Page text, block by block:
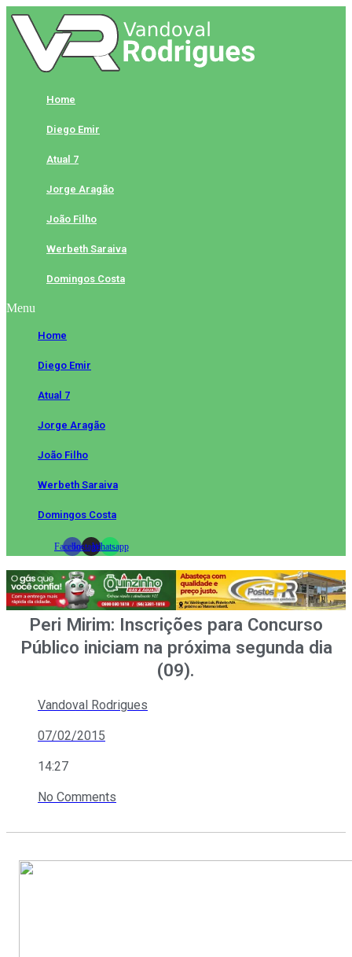
Skip
to
content
Home
Diego Emir
Atual 7
Jorge Aragão
João Filho
Werbeth Saraiva
Domingos Costa
Menu
Home
Diego Emir
Atual 7
Jorge Aragão
João Filho
Werbeth Saraiva
Domingos Costa
FacebookInstagramWhatsapp
Peri Mirim: Inscrições para Concurso
Público iniciam na próxima segunda dia
(09).
Vandoval Rodrigues
07/02/2015
14:27
No Comments